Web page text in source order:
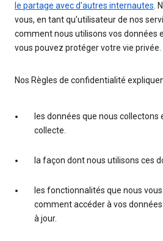
le partage avec d'autres internautes.
vous, en tant qu'utilisateur de nos
comment nous utilisons vos données
vous pouvez protéger votre vie privée.
Nos Règles de confidentialité
les données que nous collectons
collecte.
la façon dont nous utilisons ces
les fonctionnalités que nous
comment accéder à vos
à jour.